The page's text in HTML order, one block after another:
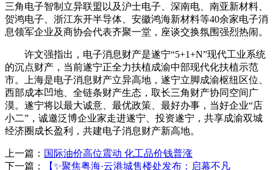
三角电子智制立异联盟以及沪士电子、深南电、南亚新材料、
贺鸿电子、浙江东开半导体、安徽鸿海新材料等40余家电子消
息领军企业及商协会代表齐聚一堂，座谈交换氛围强烈热闹。
许文强指出，电子消息财产是遂宁“5+1+N”现代工业系统
的沉点财产，当前遂宁正全力扶植成渝中部现代化扶植示范
市。上海是电子消息财产立异高地，遂宁立脚成渝枢纽区位、
西部成本凹地、全链条财产生态，取长三角财产协同空间广
漠。遂宁将以最大诚意、最优政策、最好办事，当好企业“店
小二”，诚邀泛博企业家走进遂宁、投资遂宁，共享成渝双城
经济圈成长盈利，共建电子消息财产新高地。
上一篇： 国际油价高位震动 化工品价钱普涨
下一篇：
【✨聚焦粤海·云港城售楼处发布：启幕不凡